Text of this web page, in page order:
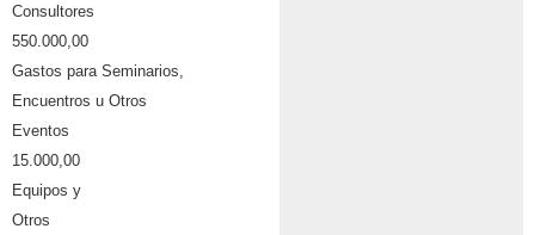
Consultores
550.000,00
Gastos para Seminarios,
Encuentros u Otros
Eventos
15.000,00
Equipos y
Otros